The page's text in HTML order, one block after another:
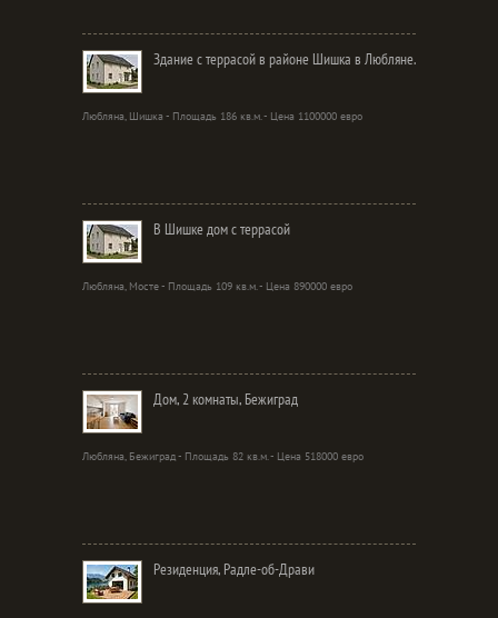
Здание с террасой в районе Шишка в Любляне.
Любляна, Шишка - Площадь 186 кв.м. - Цена 1100000 евро
В Шишке дом с террасой
Любляна, Мосте - Площадь 109 кв.м. - Цена 890000 евро
Дом, 2 комнаты, Бежиград
Любляна, Бежиград - Площадь 82 кв.м. - Цена 518000 евро
Резиденция, Радле-об-Драви